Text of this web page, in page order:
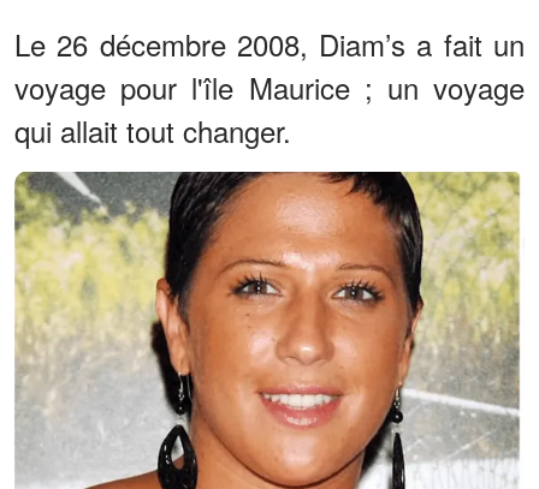
Le 26 décembre 2008, Diam’s a fait un
voyage pour l'île Maurice ; un voyage
qui allait tout changer.